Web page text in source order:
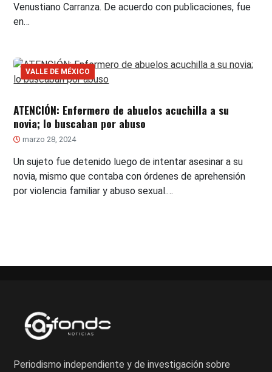
Venustiano Carranza. De acuerdo con publicaciones, fue
en…
VALLE DE MÉXICO
ATENCIÓN: Enfermero de abuelos acuchilla a su
novia; lo buscaban por abuso
marzo 28, 2024
Un sujeto fue detenido luego de intentar asesinar a su
novia, mismo que contaba con órdenes de aprehensión
por violencia familiar y abuso sexual.…
Periodismo independiente y de investigación sobre